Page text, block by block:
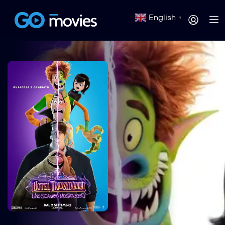
English ▼